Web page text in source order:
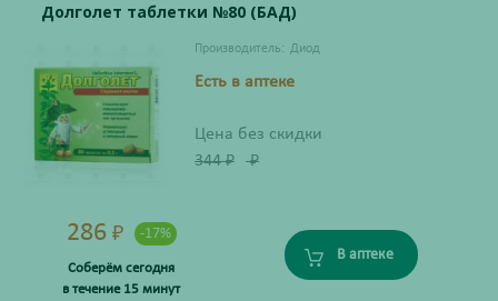
Долголет таблетки №80 (БАД)
Производитель: Диод
Есть в аптеке
Цена без скидки
344₽ ₽
286 ₽ -17%
Соберём сегодня
в течение 15 минут
В аптеке